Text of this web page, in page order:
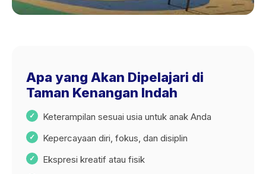
Apa yang Akan Dipelajari di
Taman Kenangan Indah
Keterampilan sesuai usia untuk anak Anda
Kepercayaan diri, fokus, dan disiplin
Ekspresi kreatif atau fisik